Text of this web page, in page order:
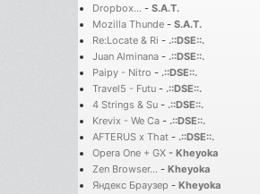
Dropbox... - S.A.T.
Mozilla Thunde - S.A.T.
Re:Locate & Ri - .::DSE::.
Juan Alminana - .::DSE::.
Paipy - Nitro - .::DSE::.
Travel5 - Futu - .::DSE::.
4 Strings & Su - .::DSE::.
Krevix - We Ca - .::DSE::.
AFTERUS x That - .::DSE::.
Opera One + GX - Kheyoka
Zen Browser... - Kheyoka
Яндекс Браузер - Kheyoka